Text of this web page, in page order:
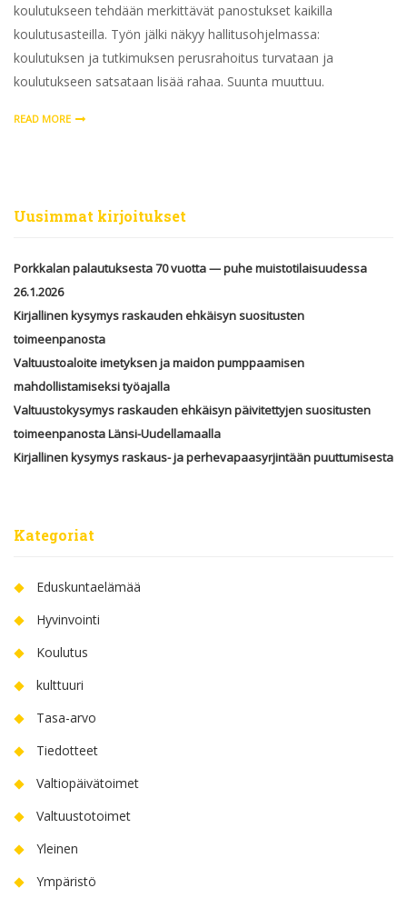
koulutukseen tehdään merkittävät panostukset kaikilla
koulutusasteilla. Työn jälki näkyy hallitusohjelmassa:
koulutuksen ja tutkimuksen perusrahoitus turvataan ja
koulutukseen satsataan lisää rahaa. Suunta muuttuu.
READ MORE
Uusimmat kirjoitukset
Porkkalan palautuksesta 70 vuotta — puhe muistotilaisuudessa
26.1.2026
Kirjallinen kysymys raskauden ehkäisyn suositusten
toimeenpanosta
Valtuustoaloite imetyksen ja maidon pumppaamisen
mahdollistamiseksi työajalla
Valtuustokysymys raskauden ehkäisyn päivitettyjen suositusten
toimeenpanosta Länsi-Uudellamaalla
Kirjallinen kysymys raskaus- ja perhevapaasyrjintään puuttumisesta
Kategoriat
Eduskuntaelämää
Hyvinvointi
Koulutus
kulttuuri
Tasa-arvo
Tiedotteet
Valtiopäivätoimet
Valtuustotoimet
Yleinen
Ympäristö